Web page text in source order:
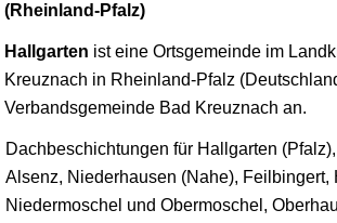
(Rheinland-Pfalz)
Hallgarten ist eine Ortsgemeinde im
Kreuznach in Rheinland-Pfalz
Verbandsgemeinde Bad Kreuznach an.
Dachbeschichtungen für Hallgarten
Alsenz, Niederhausen (Nahe), Feilbingert,
Niedermoschel und Obermoschel,